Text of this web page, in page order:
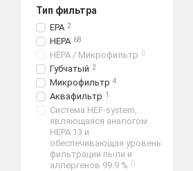
Тип фильтра
EPA 2
HEPA 68
HEPA / Микрофильтр 0
Губчатый 2
Микрофильтр 4
Аквафильтр 1
Система HEF-system,
являющаяся аналогом
HEPA 13 и
обеспечивающая уровень
фильтрации пыли и
аллергенов 99.9 % 0